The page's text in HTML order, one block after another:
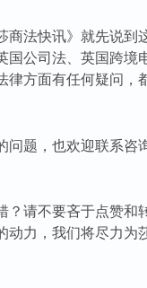
商法快讯》就先说到
国公司法、英国跨境
律方面有任何疑问，
问题，也欢迎联系咨
？请不要吝于点赞和
动力，我们将尽力为